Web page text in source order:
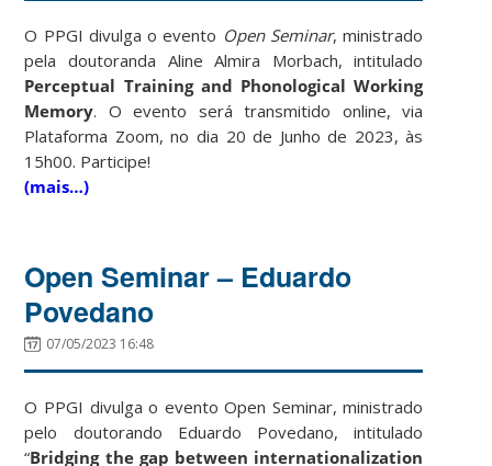
O PPGI divulga o evento Open Seminar, ministrado
pela doutoranda Aline Almira Morbach, intitulado
Perceptual Training and Phonological Working
Memory. O evento será transmitido online, via
Plataforma Zoom, no dia 20 de Junho de 2023, às
15h00. Participe!
(mais…)
Open Seminar – Eduardo
Povedano
07/05/2023 16:48
O PPGI divulga o evento Open Seminar, ministrado
pelo doutorando Eduardo Povedano, intitulado
“Bridging the gap between internationalization